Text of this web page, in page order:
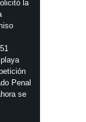
la
Penal
se